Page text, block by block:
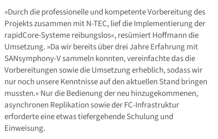
»Durch die professionelle und kompetente Vorbereitung des
Projekts zusammen mit N-TEC, lief die Implementierung der
rapidCore-Systeme reibungslos«, resümiert Hoffmann die
Umsetzung. »Da wir bereits über drei Jahre Erfahrung mit
SANsymphony-V sammeln konnten, vereinfachte das die
Vorbereitungen sowie die Umsetzung erheblich, sodass wir
nur noch unsere Kenntnisse auf den aktuellen Stand bringen
mussten.« Nur die Bedienung der neu hinzugekommenen,
asynchronen Replikation sowie der FC-Infrastruktur
erforderte eine etwas tiefergehende Schulung und
Einweisung.